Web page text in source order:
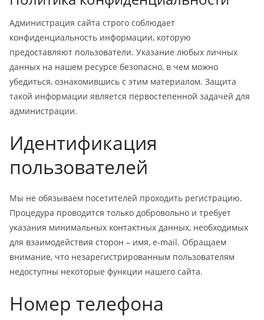
Администрация сайта строго соблюдает
конфиденциальность информации, которую
предоставляют пользователи. Указание любых личных
данных на нашем ресурсе безопасно, в чем можно
убедиться, ознакомившись с этим материалом. Защита
такой информации является первостепенной задачей для
администрации.
Идентификация
пользователей
Мы не обязываем посетителей проходить регистрацию.
Процедура проводится только добровольно и требует
указания минимальных контактных данных, необходимых
для взаимодействия сторон – имя, e-mail. Обращаем
внимание, что незарегистрированным пользователям
недоступны некоторые функции нашего сайта.
Номер телефона